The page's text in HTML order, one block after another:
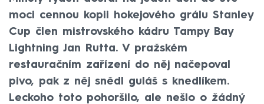
moci cennou kopii hokejového grálu Stanley
Cup člen mistrovského kádru Tampy Bay
Lightning Jan Rutta. V pražském
restauračním zařízení do něj načepoval
pivo, pak z něj snědl guláš s knedlíkem.
Leckoho toto pohoršilo, ale nešlo o žádný